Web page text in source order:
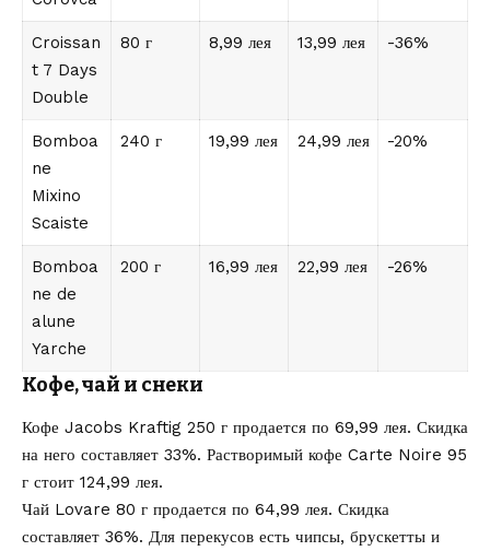
Croissan
t 7 Days
Double
80 г 8,99 лея 13,99 лея -36%
Bomboa
ne
Mixino
Scaiste
240 г 19,99 лея 24,99 лея -20%
Bomboa
ne de
alune
Yarche
200 г 16,99 лея 22,99 лея -26%
Кофе, чай и снеки
Кофе Jacobs Kraftig 250 г продается по 69,99 лея. Скидка
на него составляет 33%. Растворимый кофе Carte Noire 95
г стоит 124,99 лея.
Чай Lovare 80 г продается по 64,99 лея. Скидка
составляет 36%. Для перекусов есть чипсы, брускетты и